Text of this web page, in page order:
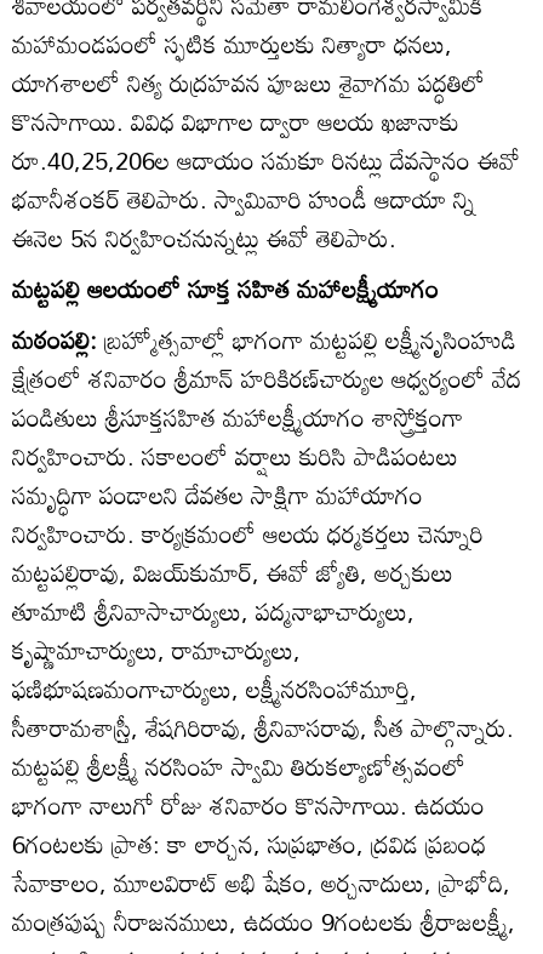
మహామండపంలో స్ఫటిక మూర్తులకు నిత్యారా ధనలు,
యాగశాలలో నిత్య రుద్రహవన పూజలు శైవాగమ పద్ధతిలో
కొనసాగాయి. వివిధ విభాగాల ద్వారా ఆలయ ఖజానాకు
రూ.40,25,206ల ఆదాయం సమకూ రినట్లు దేవస్థానం ఈవో
భవానీశంకర్‌ తెలిపారు. స్వామివారి హుండీ ఆదాయా న్ని
ఈనెల 5న నిర్వహించనున్నట్లు ఈవో తెలిపారు.
మట్టపల్లి ఆలయంలో సూక్త సహిత మహాలక్ష్మీయాగం
మఠంపల్లి:బ్రహ్మోత్సవాల్లో భాగంగా మట్టపల్లి లక్ష్మీనృసింహుడి
క్షేత్రంలో శనివారం శ్రీమాన్‌ హరికిరణ్‌చార్యుల ఆధ్వర్యంలో వేద
పండితులు శ్రీసూక్తసహిత మహాలక్ష్మీయాగం శాస్త్రోక్తంగా
నిర్వహించారు. సకాలంలో వర్షాలు కురిసి పాడిపంటలు
సమృద్ధిగా పండాలని దేవతల సాక్షిగా మహాయాగం
నిర్వహించారు. కార్యక్రమంలో ఆలయ ధర్మకర్తలు చెన్నూరి
మట్టపల్లిరావు, విజయ్‌కుమార్‌, ఈవో జ్యోతి, అర్చకులు
తూమాటి శ్రీనివాసాచార్యులు, పద్మనాభాచార్యులు,
కృష్ణామాచార్యులు, రామాచార్యులు,
ఫణిభూషణమంగాచార్యులు, లక్ష్మీనరసింహామూర్తి,
సీతారామశాస్ర్తీ, శేషగిరిరావు, శ్రీనివాసరావు, సీత పాల్గొన్నారు.
మట్టపల్లి శ్రీలక్ష్మీ నరసింహ స్వామి తిరుకల్యాణోత్సవంలో
భాగంగా నాలుగో రోజు శనివారం కొనసాగాయి. ఉదయం
6గంటలకు ప్రాత: కా లార్చన, సుప్రభాతం, ద్రవిడ ప్రబంధ
సేవాకాలం, మూలవిరాట్‌ అభి షేకం, అర్చనాదులు, ప్రాభోది,
మంత్రపుష్ప నీరాజనములు, ఉదయం 9గంటలకు శ్రీరాజలక్ష్మీ,